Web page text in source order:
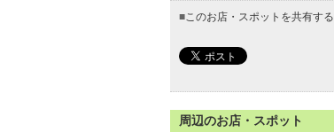
■ このお店・スポットを共有する
周辺のお店・スポット